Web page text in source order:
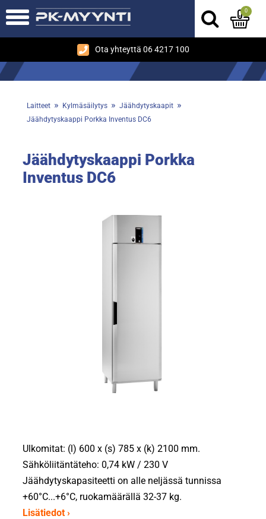
Ota yhteyttä 06 4217 100
0
Laitteet » Kylmäsäilytys » Jäähdytyskaapit »
Jäähdytyskaappi Porkka Inventus DC6
Jäähdytyskaappi Porkka
Inventus DC6
Ulkomitat: (l) 600 x (s) 785 x (k) 2100 mm.
Sähköliitäntäteho: 0,74 kW / 230 V
Jäähdytyskapasiteetti on alle neljässä tunnissa
+60°C...+6°C, ruokamäärällä 32-37 kg.
Lisätiedot ›